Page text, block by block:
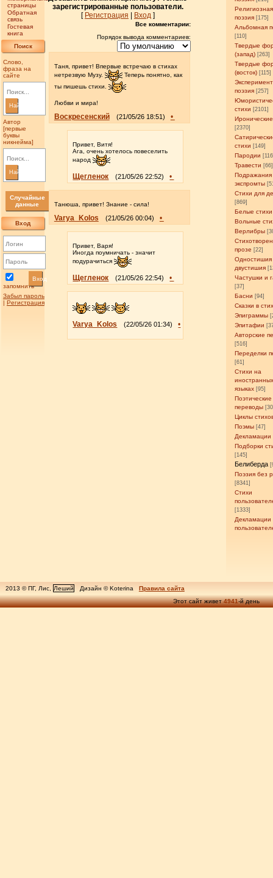
страницы
Обратная
связь
Гостевая
книга
Поиск
Слово,
фраза на
сайте
Найти
Автор
[первые
буквы
никнейма]
Найти
Случайные
данные
Вход
запомнить
Вход
Забыл пароль
| Регистрация
Религиозная
поэзия [175]
Альбомная
[110]
Твердые
(запад) [263]
Твердые
(восток) [115]
поэзия [257]
стихи [2101]
[2370]
стихи [149]
Пародии
Травести [66]
Подражания
экспромты
Стихи для
[869]
Белые стихи
Вольные
Верлибры
прозе [22]
Одностишия
двустишия
Частушки и
[37]
Басни [94]
Сказки в
Эпиграммы
Эпитафии
Авторские
[516]
Переделки
[61]
Стихи на
языках [95]
Поэтические
переводы
Циклы
Поэмы [47]
Декламации
Подборки
[145]
Белиберда
Поэзия без
[8341]
Стихи
[1333]
Декламации
зарегистрированные пользователи.
[ Регистрация Вход]
Все комментарии:
Порядок вывода комментариев:
Таня, привет! Впервые встречаю в стихах
нетрезвую Музу.
Теперь понятно, как
ты пишешь стихи.
Любви и мира!
Воскресенский (21/05/26 18:51) •
Привет, Витя!
Ага, очень хотелось повеселить
народ
Щегленок (21/05/26 22:52) •
Танюша, привет! Знание - сила!
Varya_Kolos (21/05/26 00:04) •
Привет, Варя!
Иногда поумничать - значит
подурачиться
Щегленок (21/05/26 22:54) •
Varya_Kolos (22/05/26 01:34) •
2013 © ПГ, Лис, Леший Дизайн © Koterina
Правила сайта
Этот сайт живет4941-й день